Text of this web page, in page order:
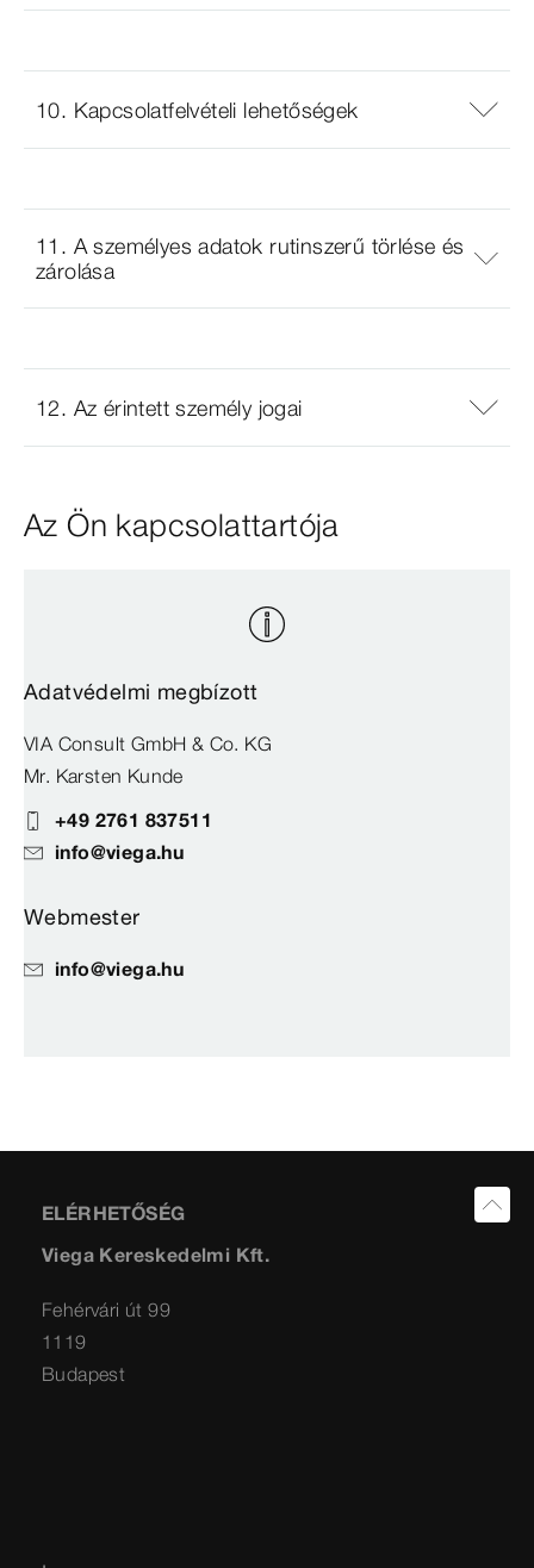
10. Kapcsolatfelvételi lehetőségek
11. A személyes adatok rutinszerű törlése és
zárolása
12. Az érintett személy jogai
Az Ön kapcsolattartója
Adatvédelmi megbízott
VIA Consult GmbH & Co. KG
Mr. Karsten Kunde
+49 2761 837511
info@viega.hu
Webmester
info@viega.hu
ELÉRHETŐSÉG
Viega Kereskedelmi Kft.
Fehérvári út 99
1119
Budapest